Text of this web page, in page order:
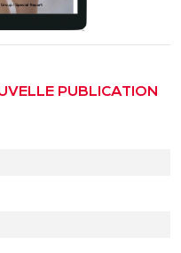
PUBLICATION